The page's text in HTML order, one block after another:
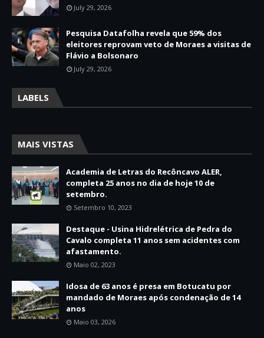
July 29, 2026
Pesquisa Datafolha revela que 59% dos
eleitores reprovam veto de Moraes a visitas de
Flávio a Bolsonaro
July 29, 2026
LABELS
MAIS VISTAS
Academia de Letras do Recôncavo ALER,
completa 25 anos no dia de hoje 10 de
setembro.
Setembro 10, 2023
Destaque - Usina Hidrelétrica de Pedra do
Cavalo completa 11 anos sem acidentes com
afastamento.
Maio 02, 2023
Idosa de 63 anos é presa em Botucatu por
mandado de Moraes após condenação de 14
anos
Maio 03, 2026